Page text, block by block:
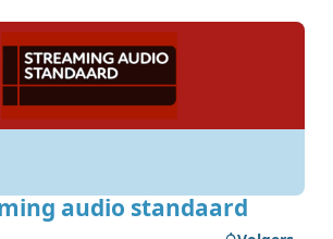
audio standaard